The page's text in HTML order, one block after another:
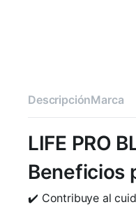
DescripciónMarca
LIFE PRO
Beneficios
✔️ Contribuye al